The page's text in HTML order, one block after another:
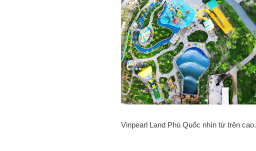
Vinpearl Land Phú Quốc nhìn từ trên cao.